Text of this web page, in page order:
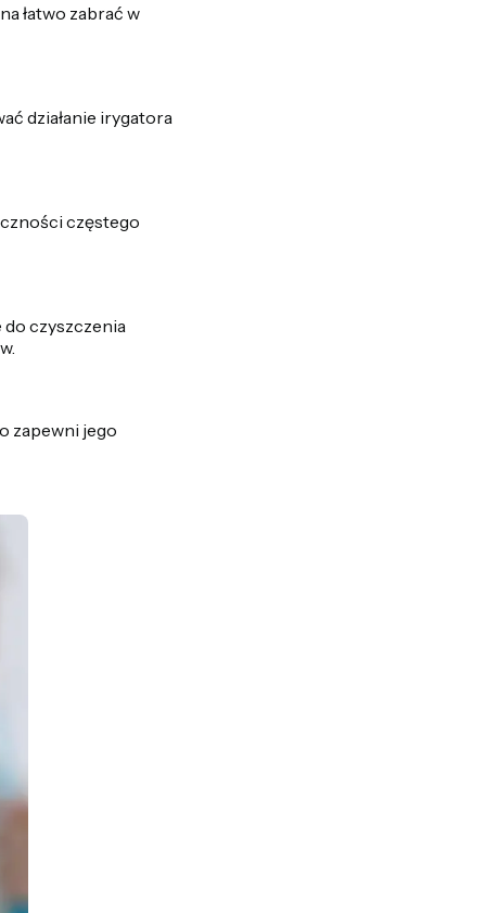
łatwo zabrać w
działanie irygatora
częstego
czyszczenia
zapewni jego